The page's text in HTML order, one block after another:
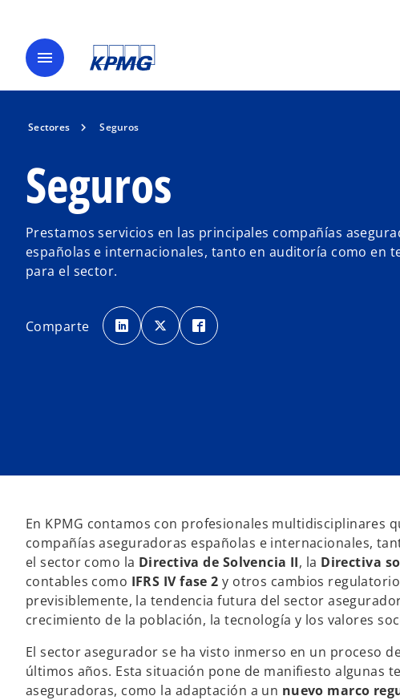
menu
Sectores Seguros
Seguros
Prestamos servicios en las principales compañías
españolas e internacionales, tanto en auditoría como en
para el sector.
Comparte e
a
b
a
a
e
a
b
a
a
e
a
a
a
En KPMG contamos con profesionales multidisciplinares
compañías aseguradoras españolas e internacionales,
el sector como la Directiva de Solvencia II, la Directiva
contables como IFRS IV fase 2 y otros cambios
previsiblemente, la tendencia futura del sector
crecimiento de la población, la tecnología y los valores
El sector asegurador se ha visto inmerso en un proceso
últimos años. Esta situación pone de manifiesto algunas
aseguradoras, como la adaptación a un nuevo marco